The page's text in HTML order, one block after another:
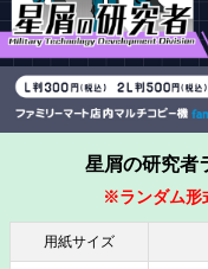
星屑の研究者
※ランダム形
用紙サイズ